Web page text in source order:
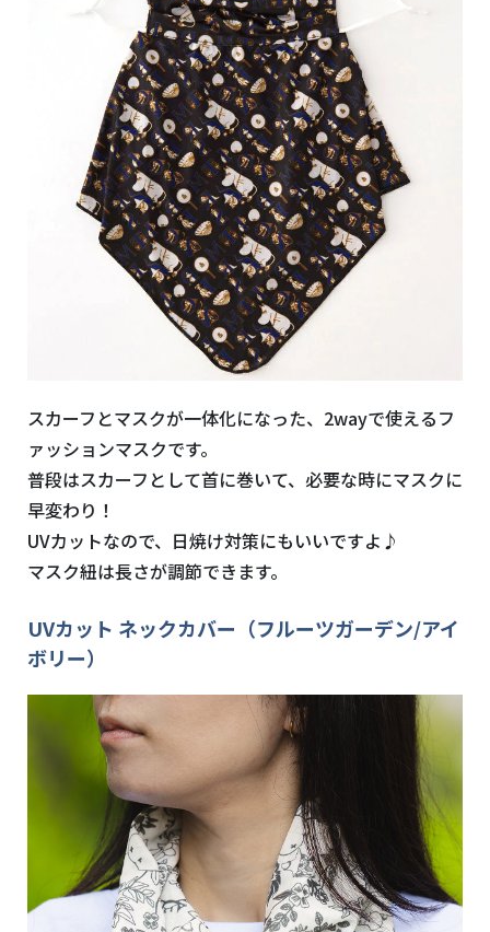
スカーフとマスクが一体化になった、2wayで使えるフ
ァッションマスクです。
普段はスカーフとして首に巻いて、必要な時にマスクに
早変わり！
UVカットなので、日焼け対策にもいいですよ♪
マスク紐は長さが調節できます。
UVカット ネックカバー（フルーツガーデン/アイ
ボリー）